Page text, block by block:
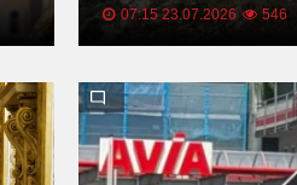
07:15 23.07.2026 546